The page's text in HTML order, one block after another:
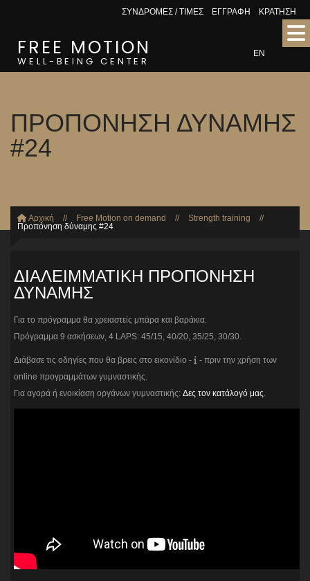
ΣΥΝΔΡΟΜΕΣ / ΤΙΜΕΣ ΕΓΓΡΑΦΗ ΚΡΑΤΗΣΗ
FREE MOTION
WELL-BEING CENTER
EN
ΠΡΟΠΟΝΗΣΗ ΔΥΝΑΜΗΣ
#24
Αρχική // Free Motion on demand // Strength training
//
Προπόνηση δύναμης #24
ΔΙΑΛΕΙΜΜΑΤΙΚΗ ΠΡΟΠΟΝΗΣΗ
ΔΥΝΑΜΗΣ
Για το πρόγραμμα θα χρειαστείς μπάρα και βαράκια.
Πρόγραμμα 9 ασκήσεων, 4 LAPS: 45/15, 40/20, 35/25, 30/30.
Διάβασε τις οδηγίες που θα βρεις στο εικονίδιο -
- πριν την χρήση των
online προγραμμάτων γυμναστικής.
Για αγορά ή ενοικίαση οργάνων γυμναστικής: Δες τον κατάλογό μας.